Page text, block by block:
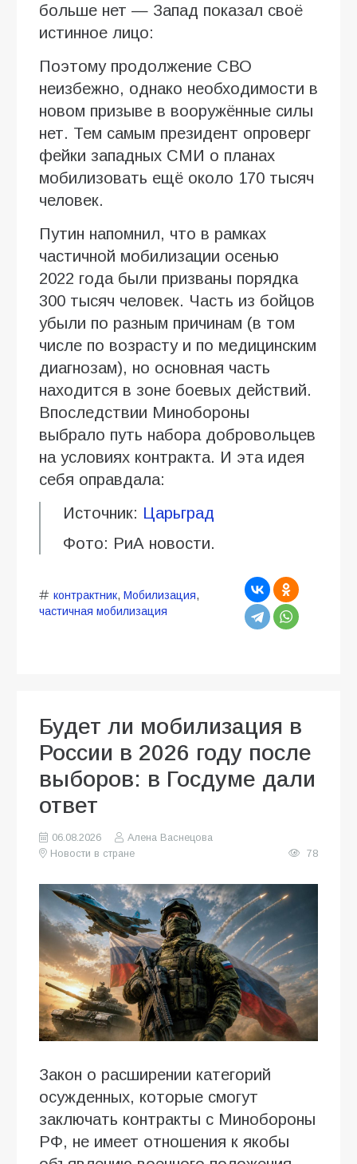
больше нет — Запад показал своё
истинное лицо:
Поэтому продолжение СВО
неизбежно, однако необходимости в
новом призыве в вооружённые силы
нет. Тем самым президент опроверг
фейки западных СМИ о планах
мобилизовать ещё около 170 тысяч
человек.
Путин напомнил, что в рамках
частичной мобилизации осенью
2022 года были призваны порядка
300 тысяч человек. Часть из бойцов
убыли по разным причинам (в том
числе по возрасту и по медицинским
диагнозам), но основная часть
находится в зоне боевых действий.
Впоследствии Минобороны
выбрало путь набора добровольцев
на условиях контракта. И эта идея
себя оправдала:
Источник: Царьград
Фото: РиА новости.
контрактник, Мобилизация,
частичная мобилизация
Будет ли мобилизация в
России в 2026 году после
выборов: в Госдуме дали
ответ
06.08.2026
Алена Васнецова
Новости в стране
78
Закон о расширении категорий
осужденных, которые смогут
заключать контракты с Минобороны
РФ, не имеет отношения к якобы